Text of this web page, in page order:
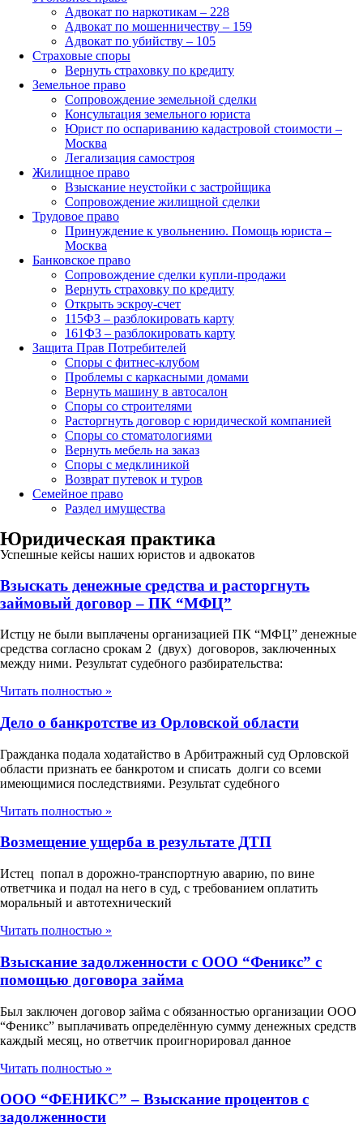
Адвокат по наркотикам – 228
Адвокат по мошенничеству – 159
Адвокат по убийству – 105
Страховые споры
Вернуть страховку по кредиту
Земельное право
Сопровождение земельной сделки
Консультация земельного юриста
Юрист по оспариванию кадастровой стоимости –
Москва
Легализация самостроя
Жилищное право
Взыскание неустойки с застройщика
Сопровождение жилищной сделки
Трудовое право
Принуждение к увольнению. Помощь юриста –
Москва
Банковское право
Сопровождение сделки купли-продажи
Вернуть страховку по кредиту
Открыть эскроу-счет
115ФЗ – разблокировать карту
161ФЗ – разблокировать карту
Защита Прав Потребителей
Споры с фитнес-клубом
Проблемы с каркасными домами
Вернуть машину в автосалон
Споры со строителями
Расторгнуть договор с юридической компанией
Споры со стоматологиями
Вернуть мебель на заказ
Споры с медклиникой
Возврат путевок и туров
Семейное право
Раздел имущества
Юридическая практика
Успешные кейсы наших юристов и адвокатов
Взыскать денежные средства и расторгнуть
займовый договор – ПК “МФЦ”
Истцу не были выплачены организацией ПК “МФЦ” денежные
средства согласно срокам 2 (двух) договоров, заключенных
между ними. Результат судебного разбирательства:
Читать полностью »
Дело о банкротстве из Орловской области
Гражданка подала ходатайство в Арбитражный суд Орловской
области признать ее банкротом и списать долги со всеми
имеющимися последствиями. Результат судебного
Читать полностью »
Возмещение ущерба в результате ДТП
Истец попал в дорожно-транспортную аварию, по вине
ответчика и подал на него в суд, с требованием оплатить
моральный и автотехнический
Читать полностью »
Взыскание задолженности с ООО “Феникс” с
помощью договора займа
Был заключен договор займа с обязанностью организации ООО
“Феникс” выплачивать определённую сумму денежных средств
каждый месяц, но ответчик проигнорировал данное
Читать полностью »
ООО “ФЕНИКС” – Взыскание процентов с
задолженности